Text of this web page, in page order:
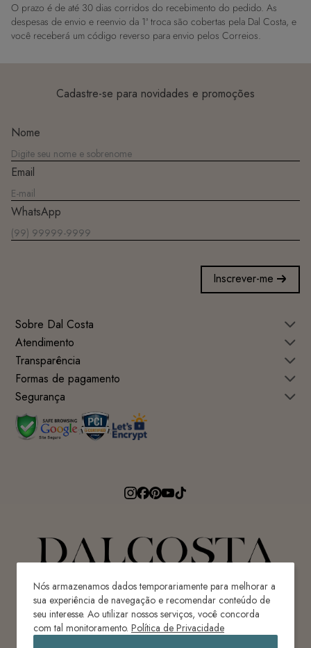
Nós armazenamos dados temporariamente para melhorar a
sua experiência de navegação e recomendar conteúdo de
seu interesse. Ao utilizar nossos serviços, você concorda
com tal monitoramento. Política de Privacidade
O prazo é de até 30 dias corridos do recebimento do pedido. As
despesas de envio e reenvio da 1ª troca são cobertas pela Dal Costa, e
você receberá um código reverso para envio pelos Correios.
Cadastre-se para novidades e promoções
Nome
Email
WhatsApp
Inscrever-me
Sobre Dal Costa
Atendimento
Transparência
Formas de pagamento
Segurança
Avenida Ricardo Paulino Maes, 640 - Centro